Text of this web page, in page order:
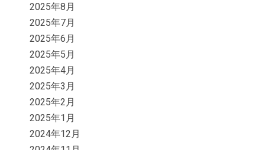
2025年8月
2025年7月
2025年6月
2025年5月
2025年4月
2025年3月
2025年2月
2025年1月
2024年12月